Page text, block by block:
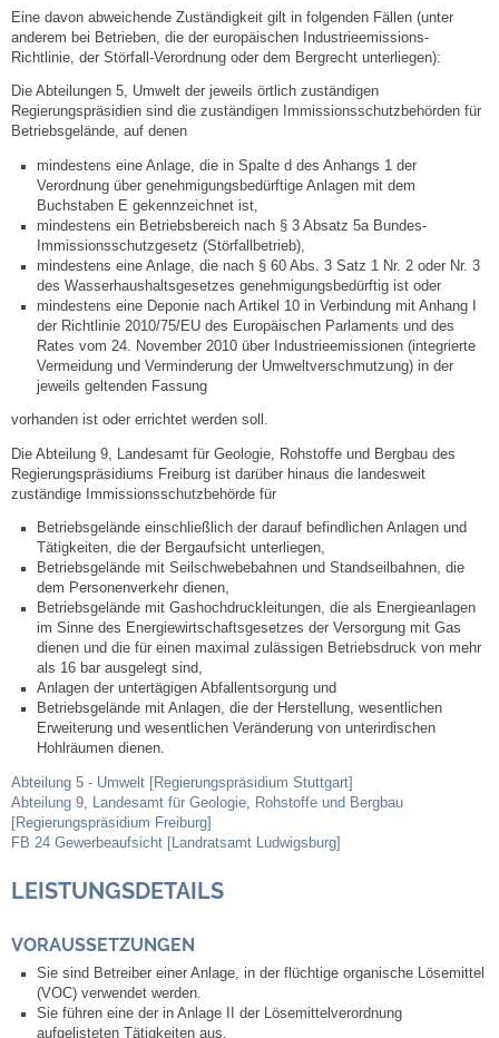
Mitarbeiter
Stellenangebote
Ortsrecht
Schadensmeldungen
Bürgerservice
Gemeinderat
Sitzungsberichte
Gutachterausschuss
Leben
Bauen & Wohnen
NETZMonitor
Bodenrichtwerte
Bezirksschornsteinfeger
Laufende beschränkte Ausschreibungen
Bebauungspläne
Fortschreibung Flächennutzungsplan
Förderprogramm Balkonkraftwerk
Eine davon abweichende Zuständigkeit gilt in folgenden Fällen (unter
anderem bei Betrieben, die der europäischen Industrieemissions-
Richtlinie, der Störfall-Verordnung oder dem Bergrecht unterliegen):
Die Abteilungen 5, Umwelt der jeweils örtlich zuständigen
Regierungspräsidien sind die zuständigen Immissionsschutzbehörden für
Betriebsgelände, auf denen
mindestens eine Anlage, die in Spalte d des Anhangs 1 der
Verordnung über genehmigungsbedürftige Anlagen mit dem
Buchstaben E gekennzeichnet ist,
mindestens ein Betriebsbereich nach § 3 Absatz 5a Bundes-
Immissionsschutzgesetz (Störfallbetrieb),
mindestens eine Anlage, die nach § 60 Abs. 3 Satz 1 Nr. 2 oder Nr. 3
des Wasserhaushaltsgesetzes genehmigungsbedürftig ist oder
mindestens eine Deponie nach Artikel 10 in Verbindung mit Anhang I
der Richtlinie 2010/75/EU des Europäischen Parlaments und des
Rates vom 24. November 2010 über Industrieemissionen (integrierte
Vermeidung und Verminderung der Umweltverschmutzung) in der
jeweils geltenden Fassung
vorhanden ist oder errichtet werden soll.
Die Abteilung 9, Landesamt für Geologie, Rohstoffe und Bergbau des
Regierungspräsidiums Freiburg ist darüber hinaus die landesweit
zuständige Immissionsschutzbehörde für
Betriebsgelände einschließlich der darauf befindlichen Anlagen und
Tätigkeiten, die der Bergaufsicht unterliegen,
Betriebsgelände mit Seilschwebebahnen und Standseilbahnen, die
dem Personenverkehr dienen,
Betriebsgelände mit Gashochdruckleitungen, die als Energieanlagen
im Sinne des Energiewirtschaftsgesetzes der Versorgung mit Gas
dienen und die für einen maximal zulässigen Betriebsdruck von mehr
als 16 bar ausgelegt sind,
Anlagen der untertägigen Abfallentsorgung und
Betriebsgelände mit Anlagen, die der Herstellung, wesentlichen
Erweiterung und wesentlichen Veränderung von unterirdischen
Hohlräumen dienen.
Abteilung 5 - Umwelt [Regierungspräsidium Stuttgart]
Abteilung 9, Landesamt für Geologie, Rohstoffe und Bergbau
[Regierungspräsidium Freiburg]
FB 24 Gewerbeaufsicht [Landratsamt Ludwigsburg]
LEISTUNGSDETAILS
VORAUSSETZUNGEN
Sie sind Betreiber einer Anlage, in der flüchtige organische Lösemittel
(VOC) verwendet werden.
Sie führen eine der in Anlage II der Lösemittelverordnung
aufgelisteten Tätigkeiten aus.